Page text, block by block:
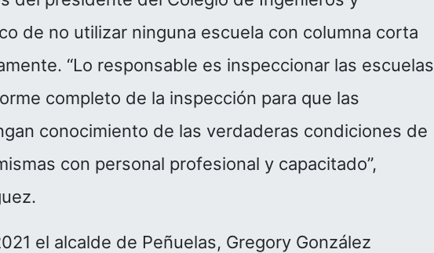
de no utilizar ninguna escuela con columna corta
“Lo responsable es inspeccionar las escuelas
completo de la inspección para que las
conocimiento de las verdaderas condiciones de
con personal profesional y capacitado”,
el alcalde de Peñuelas, Gregory González